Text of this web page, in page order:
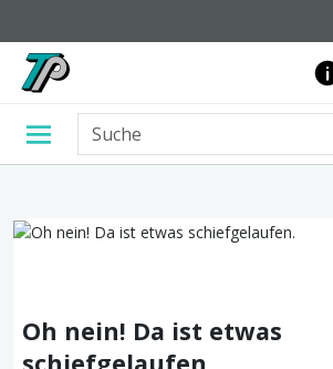
Oh nein! Da ist etwas